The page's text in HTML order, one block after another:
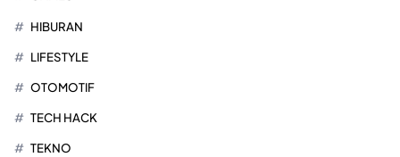
HIBURAN
LIFESTYLE
OTOMOTIF
TECH HACK
TEKNO